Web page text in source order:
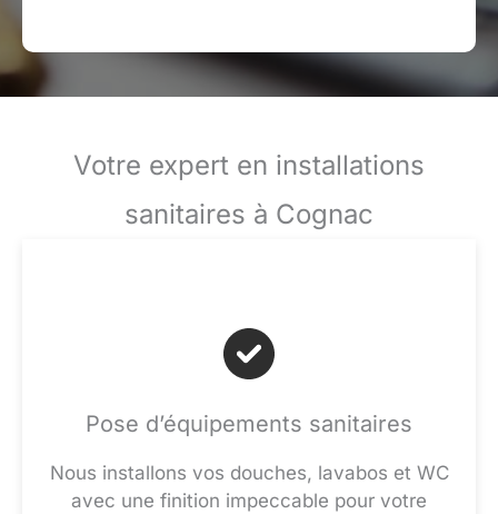
Votre expert en installations
sanitaires à Cognac
Pose d’équipements sanitaires
Nous installons vos douches, lavabos et WC
avec une finition impeccable pour votre